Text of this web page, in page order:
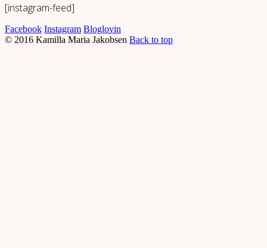
[instagram-feed]
Facebook Instagram Bloglovin
© 2016 Kamilla Maria Jakobsen Back to top